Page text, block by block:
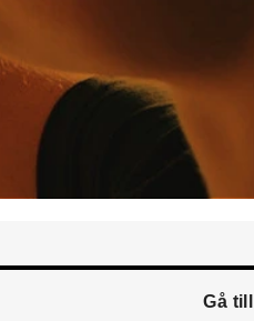
vvs-ingenjör på WSP i
Karlskrona. Han
från EMG
han var regionchef
Blekinge/Småland/
Uppsala där hanGå